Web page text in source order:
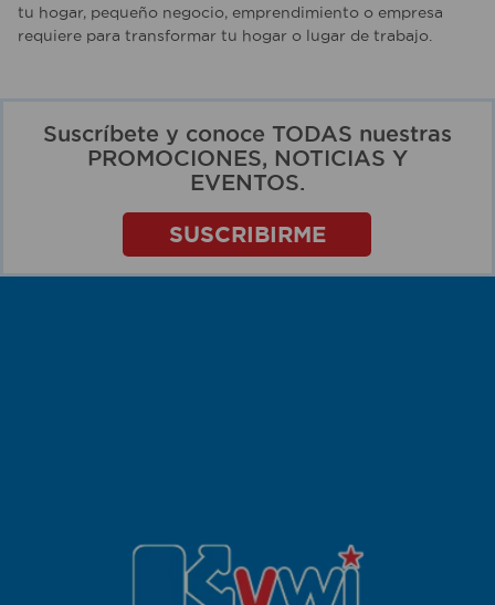
tu hogar, pequeño negocio, emprendimiento o empresa
requiere para transformar tu hogar o lugar de trabajo.
Suscríbete y conoce TODAS nuestras
PROMOCIONES, NOTICIAS Y
EVENTOS.
SUSCRIBIRME